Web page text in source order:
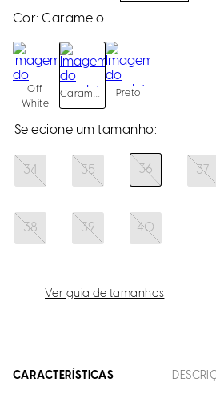
Cor:Caramelo
Off
White
Caramelo Preto
34 35 36 37
38 39 40
Ver guia de tamanhos
CARACTERÍSTICAS